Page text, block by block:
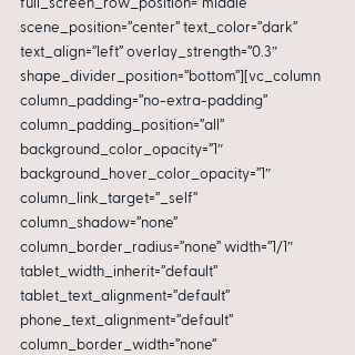
full_screen_row_position=”middle”
scene_position=”center” text_color=”dark”
text_align=”left” overlay_strength=”0.3″
shape_divider_position=”bottom”][vc_column
column_padding=”no-extra-padding”
column_padding_position=”all”
background_color_opacity=”1″
background_hover_color_opacity=”1″
column_link_target=”_self”
column_shadow=”none”
column_border_radius=”none” width=”1/1″
tablet_width_inherit=”default”
tablet_text_alignment=”default”
phone_text_alignment=”default”
column_border_width=”none”